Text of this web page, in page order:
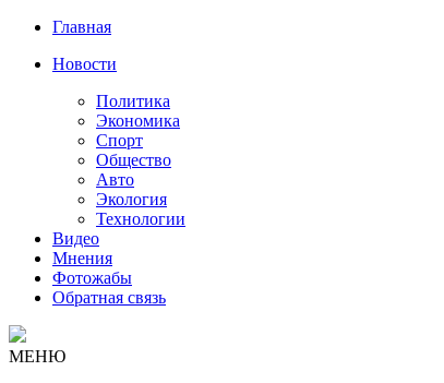
Главная
Новости
Политика
Экономика
Спорт
Общество
Авто
Экология
Технологии
Видео
Мнения
Фотожабы
Обратная связь
МЕНЮ